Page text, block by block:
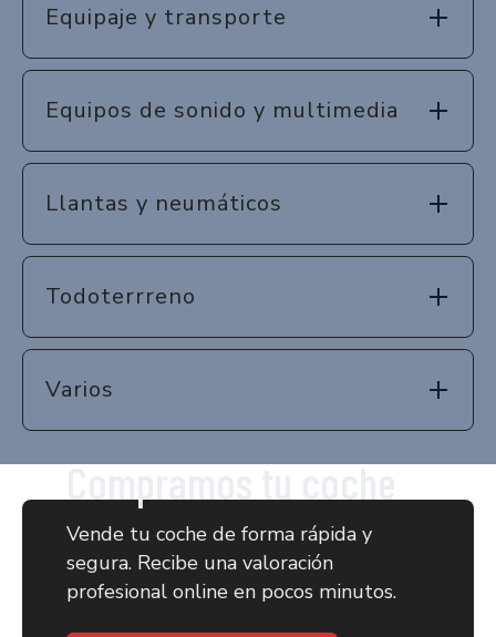
Equipaje y transporte
Equipos de sonido y multimedia
Llantas y neumáticos
Todoterrreno
Varios
Compramos tu coche
Vende tu coche de forma rápida y
segura. Recibe una valoración
profesional online en pocos minutos.